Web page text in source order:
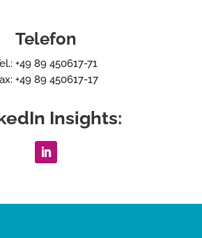
Telefon
+49 89 450617-71
+49 89 450617-17
Insights: